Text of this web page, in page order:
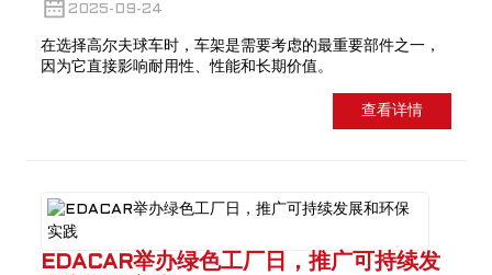
2025-09-24
在选择高尔夫球车时，车架是需要考虑的最重要部件之一，
因为它直接影响耐用性、性能和长期价值。
查看详情
EDACAR举办绿色工厂日，推广可持续发